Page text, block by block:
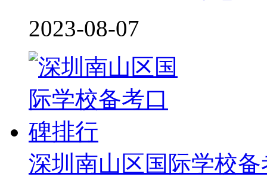
2023-08-07
深圳南山区国际学校